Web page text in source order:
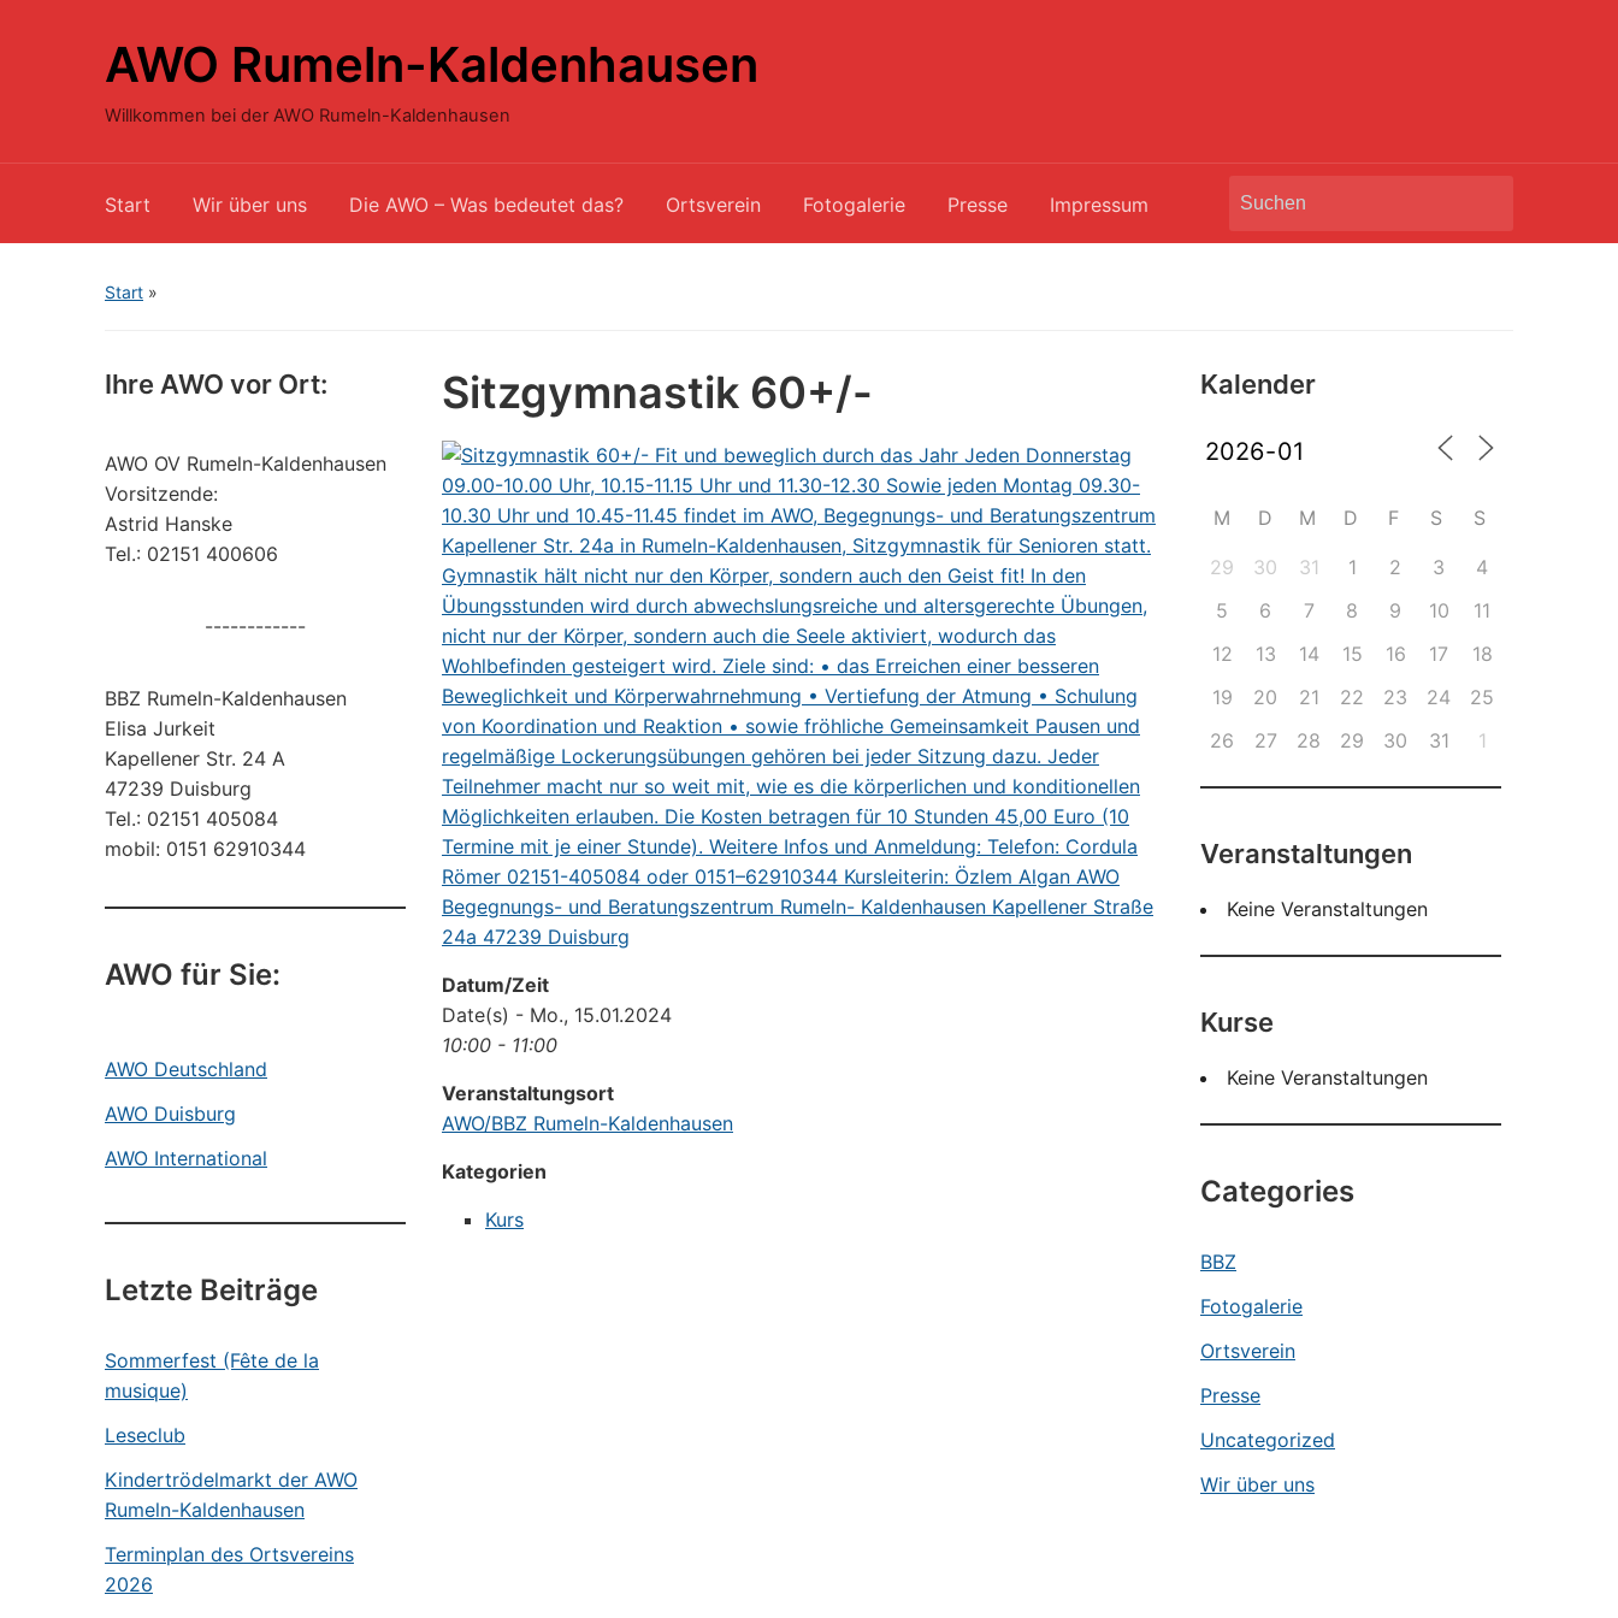
AWO Rumeln-Kaldenhausen
Willkommen bei der AWO Rumeln-Kaldenhausen
Start Wir über uns Die AWO – Was bedeutet das? Ortsverein Fotogalerie Presse Impressum
Search
Start »
Ihre AWO vor Ort:
AWO OV Rumeln-Kaldenhausen
Vorsitzende:
Astrid Hanske
Tel.: 02151 400606
------------
BBZ Rumeln-Kaldenhausen
Elisa Jurkeit
Kapellener Str. 24 A
47239 Duisburg
Tel.: 02151 405084
mobil: 0151 62910344
AWO für Sie:
AWO Deutschland
AWO Duisburg
AWO International
Letzte Beiträge
Sommerfest (Fête de la
musique)
Leseclub
Kindertrödelmarkt der AWO
Rumeln-Kaldenhausen
Terminplan des Ortsvereins
2026
Sitzgymnastik 60+/-
Datum/Zeit
Date(s) - Mo., 15.01.2024
10:00 - 11:00
Veranstaltungsort
AWO/BBZ Rumeln-Kaldenhausen
Kategorien
Kurs
Kalender
M D M D F S S
29 30 31 1 2 3
4
5
6 7 8 9 10
11
12
13 14 15 16 17
18
19
20 21 22 23 24
25
26
27 28 29 30 31 1
Veranstaltungen
Keine Veranstaltungen
Kurse
Keine Veranstaltungen
Categories
BBZ
Fotogalerie
Ortsverein
Presse
Uncategorized
Wir über uns